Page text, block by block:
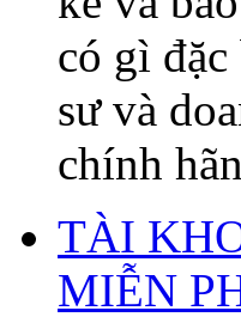
có gì
sư và
chính
TÀI
MIỄN